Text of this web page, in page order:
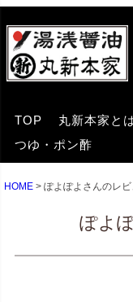
TOP 丸新本家と
つゆ・ポン酢
HOME ぽよぽよさんのレビ
ぽよ